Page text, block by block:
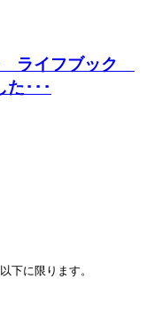
ライフブック
･･･
下に限ります。